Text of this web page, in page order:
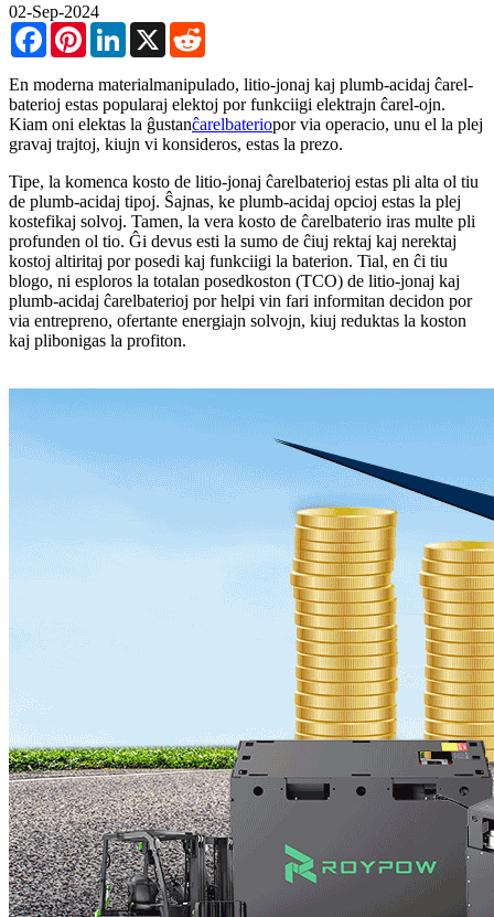
02-Sep-2024
FacebookPinterestLinkedIn
X
En moderna materialmanipulado, litio-jonaj kaj plumb-acidaj ĉarel-
baterioj estas popularaj elektoj por funkciigi elektrajn ĉarel-ojn.
Kiam oni elektas la ĝustanĉarelbateriopor via operacio, unu el la plej
gravaj trajtoj, kiujn vi konsideros, estas la prezo.
Tipe, la komenca kosto de litio-jonaj ĉarelbaterioj estas pli alta ol tiu
de plumb-acidaj tipoj. Ŝajnas, ke plumb-acidaj opcioj estas la plej
kostefikaj solvoj. Tamen, la vera kosto de ĉarelbaterio iras multe pli
profunden ol tio. Ĝi devus esti la sumo de ĉiuj rektaj kaj nerektaj
kostoj altiritaj por posedi kaj funkciigi la baterion. Tial, en ĉi tiu
blogo, ni esploros la totalan posedkoston (TCO) de litio-jonaj kaj
plumb-acidaj ĉarelbaterioj por helpi vin fari informitan decidon por
via entrepreno, ofertante energiajn solvojn, kiuj reduktas la koston
kaj plibonigas la profiton.